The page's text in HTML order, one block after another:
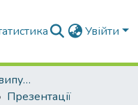
Увійти
Атестаційні роботи випускників
Презентації